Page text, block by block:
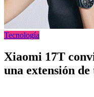
Tecnología
Xiaomi 17T
una extensión